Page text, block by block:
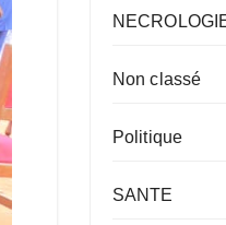
Non classé
Politique
SANTE